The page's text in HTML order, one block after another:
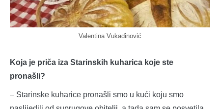
Valentina Vukadinović
Koja je priča iza Starinskih kuharica koje ste
pronašli?
– Starinske kuharice pronašli smo u kući koju smo